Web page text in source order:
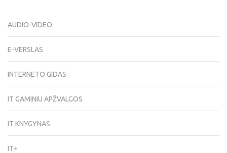
AUDIO-VIDEO
E-VERSLAS
INTERNETO GIDAS
IT GAMINIU APŽVALGOS
IT KNYGYNAS
IT+